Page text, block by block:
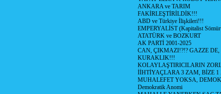
ANKARA ve TARIM
FAKİRLEŞTİRİLDİK!!!
ABD ve Türkiye İlişkileri!!!
EMPERYALİST (Kapitalist
ATATÜRK ve BOZKURT
AK PARTİ 2001-2025
CAN, ÇIKMAZI!?!? GAZZE
KURAKLIK!!!
KOLAYLAŞTIRICILARIN
İİHTİYAÇLARA 3 ZAM, BİZE
MUHALEFET YOKSA,
Demokratik Anomi